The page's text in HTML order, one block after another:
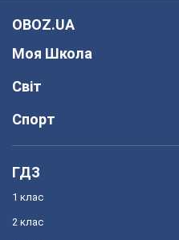
OBOZ.UA
Моя Школа
Світ
Спорт
ГДЗ
1 клас
2 клас